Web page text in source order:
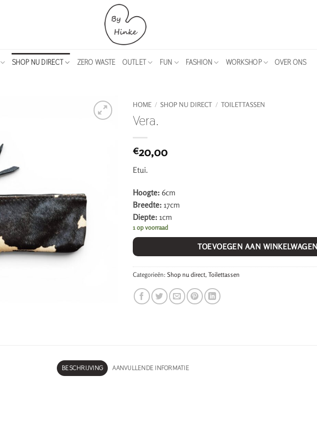
SHOP NU DIRECT ZERO WASTE OUTLET FUN FASHION WORKSHOP OVER ONS
HOME / SHOP NU DIRECT / TOILETTASSEN
Vera.
€20,00
Etui.
Hoogte: 6cm
Breedte: 17cm
Diepte: 1cm
1 op voorraad
TOEVOEGEN AAN WINKELWAGEN
Categorieën: Shop nu direct, Toilettassen
BESCHRIJVING AANVULLENDE INFORMATIE